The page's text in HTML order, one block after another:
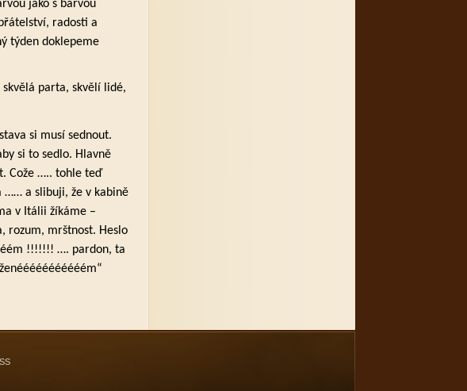
jako s barvou
radosti a
týden doklepeme
parta, skvělí lidé,
si musí sednout.
si to sedlo. Hlavně
Cože ….. tohle teď
…… a slibuji, že v kabině
v Itálii žíkáme –
rozum, mrštnost. Heslo
!!!!!!! …. pardon, ta